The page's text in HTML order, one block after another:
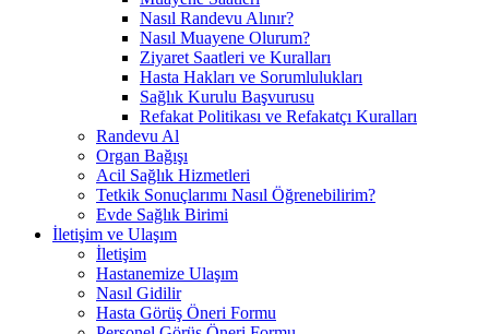
Nasıl Randevu Alınır?
Nasıl Muayene Olurum?
Ziyaret Saatleri ve Kuralları
Hasta Hakları ve Sorumlulukları
Sağlık Kurulu Başvurusu
Refakat Politikası ve Refakatçı Kuralları
Randevu Al
Organ Bağışı
Acil Sağlık Hizmetleri
Tetkik Sonuçlarımı Nasıl Öğrenebilirim?
Evde Sağlık Birimi
İletişim ve Ulaşım
İletişim
Hastanemize Ulaşım
Nasıl Gidilir
Hasta Görüş Öneri Formu